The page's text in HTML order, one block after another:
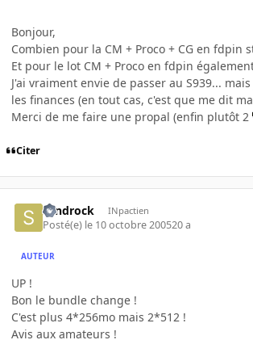
Bonjour,
Combien pour la CM + Proco + CG en fdpin
Et pour le lot CM + Proco en fdpin également
J'ai vraiment envie de passer au S939...
les finances (en tout cas, c'est que me dit
Merci de me faire une propal (enfin plutôt 2
Citer
sandrock INpactien
Posté(e) le 10 octobre 200520 a
AUTEUR
UP !
Bon le bundle change !
C'est plus 4*256mo mais 2*512 !
Avis aux amateurs !